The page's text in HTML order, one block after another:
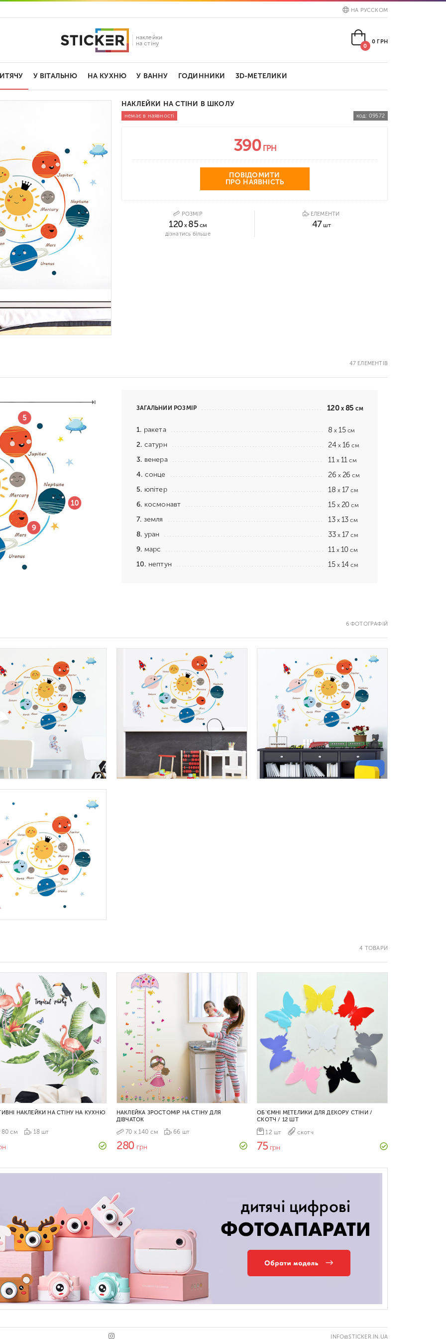
НА РУССКОМ
наклейки
на стіну
0
0 ГРН
У ВІТАЛЬНЮ НА КУХНЮ У ВАННУ ГОДИННИКИ 3D-МЕТЕЛИКИ
НАКЛЕЙКИ НА СТІНИ В ШКОЛУ
немає в наявності код: 09572
390 ГРН
ПОВІДОМИТИ
ПРО НАЯВНІСТЬ
РОЗМІР
120 x 85см
дізнатись більше
ЕЛЕМЕНТИ
47шт
47 ЕЛЕМЕНТІВ
ЗАГАЛЬНИЙ РОЗМІР 120 x85 см
1. ракета 8 x15 см
2. сатурн 24 x16 см
3. венера 11 x11 см
4. сонце 26 x26 см
5. юпітер 18 x17 см
6. космонавт 15 x20 см
7. земля 13 x13 см
8. уран 33 x17 см
9. марс 11 x10 см
10. нептун 15 x14 см
6 ФОТОГРАФІЙ
4 ТОВАРИ
НАКЛЕЙКИ НА СТІНУ НА КУХНЮ
см 18 шт
НАКЛЕЙКА ЗРОСТОМІР НА СТІНУ ДЛЯ
ДІВЧАТОК
70 х 140 см 66 шт
280 грн
ОБ’ЄМНІ МЕТЕЛИКИ ДЛЯ ДЕКОРУ СТІНИ /
СКОТЧ / 12 ШТ
12 шт скотч
75грн
INFO@STICKER.IN.UA